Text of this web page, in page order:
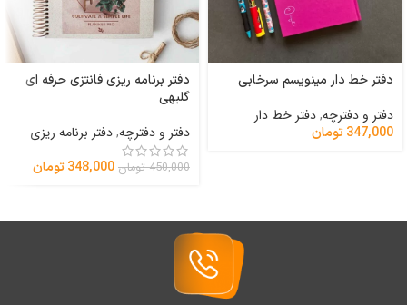
دفتر خط دار مینویسم سرخابی
دفتر و دفترچه,دفتر خط دار
347,000تومان
دفتر برنامه ریزی فانتزی حرفه ای
گلبهی
دفتر و دفترچه,دفتر برنامه ریزی
450,000 تومان 348,000تومان